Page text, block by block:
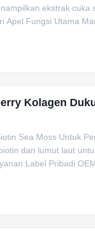
ekstrak cuka
Fungsi Utama
Kolagen
Sea Moss Untuk
dan lumut laut
Label Pribadi